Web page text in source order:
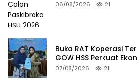
06/08/2026 21
Buka RAT Koperasi
GOW HSS Perkuat
07/08/2026 21